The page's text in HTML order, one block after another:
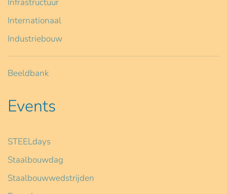
Infrastructuur
Internationaal
Industriebouw
Beeldbank
Events
STEELdays
Staalbouwdag
Staalbouwwedstrijden